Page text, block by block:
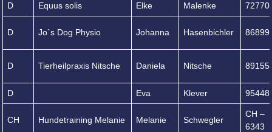
D Equus solis Elke Malenke 72770
D Jo`s Dog Physio Johanna Hasenbichler 86899
D Tierheilpraxis Nitsche Daniela Nitsche 89155
D Eva Klever 95448
CH Hundetraining Melanie Melanie Schwegler
CH –
6343